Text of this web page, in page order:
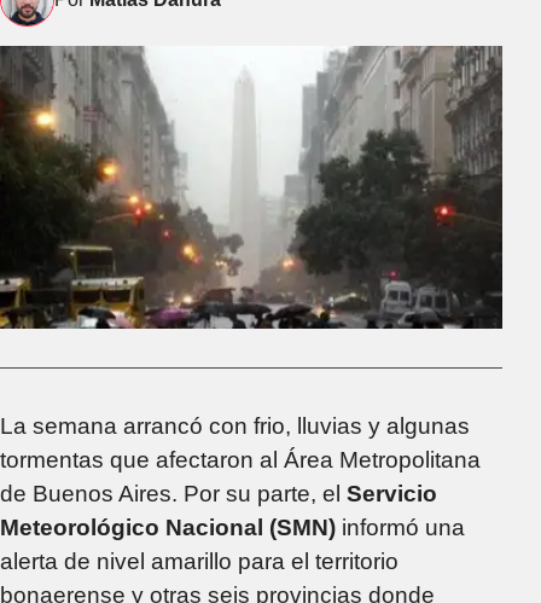
La semana arrancó con frio, lluvias y algunas
tormentas que afectaron al Área Metropolitana
de Buenos Aires. Por su parte, el Servicio
Meteorológico Nacional (SMN) informó una
alerta de nivel amarillo para el territorio
bonaerense y otras seis provincias donde